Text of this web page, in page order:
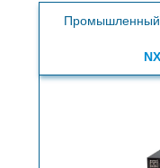
Промышленный